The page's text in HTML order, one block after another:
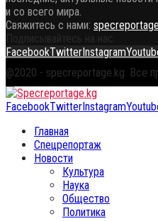
и со всего мира.
Свяжитесь с нами:
Подписывайтесь на нас
FacebookTwitterInstagram
@2020 - specreportage.kg. Все
FacebookTwitterInstagram
Главная
Спецрепортаж
Новости
Культура
Наука
Общество
Политика